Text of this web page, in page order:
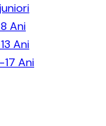
Ani
Ani
17 Ani